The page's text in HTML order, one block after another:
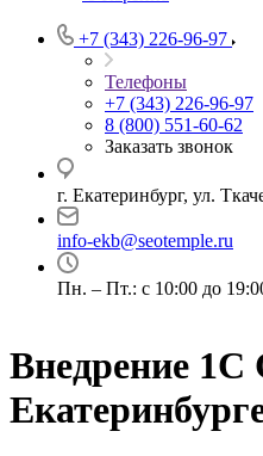
+7 (343) 226-96-97
Телефоны
+7 (343) 226-96-97
8 (800) 551-60-62
Заказать звонок
г. Екатеринбург, ул.
info-ekb@seotemple.ru
Пн. – Пт.: с 10:00 до
Внедрение 1C